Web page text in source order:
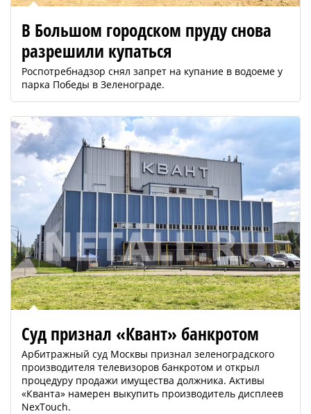
В Большом городском пруду снова
разрешили купаться
Роспотребнадзор снял запрет на купание в водоеме у
парка Победы в Зеленограде.
Суд признал «Квант» банкротом
Арбитражный суд Москвы признал зеленоградского
производителя телевизоров банкротом и открыл
процедуру продажи имущества должника. Активы
«Кванта» намерен выкупить производитель дисплеев
NexTouch.